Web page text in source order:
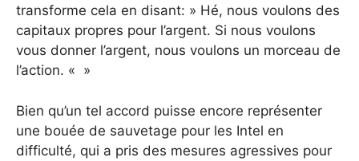
transforme cela en disant: » Hé, nous voulons des
capitaux propres pour l’argent. Si nous voulons
vous donner l’argent, nous voulons un morceau de
l’action. « »
Bien qu’un tel accord puisse encore représenter
une bouée de sauvetage pour les Intel en
difficulté, qui a pris des mesures agressives pour